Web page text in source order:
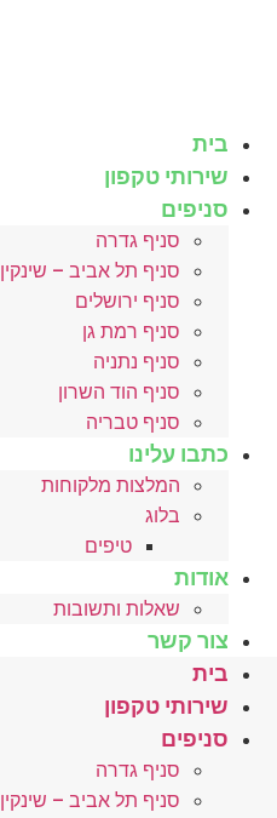
בית
שירותי טקפון
סניפים
סניף גדרה
סניף תל אביב – שינקין
סניף ירושלים
סניף רמת גן
סניף נתניה
סניף הוד השרון
סניף טבריה
כתבו עלינו
המלצות מלקוחות
בלוג
טיפים
אודות
שאלות ותשובות
צור קשר
בית
שירותי טקפון
סניפים
סניף גדרה
סניף תל אביב – שינקין